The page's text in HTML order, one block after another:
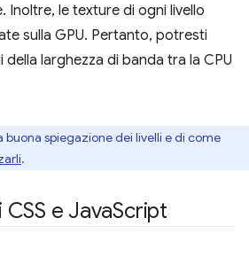
Inoltre, le texture di ogni livello
sulla GPU. Pertanto, potresti
larghezza di banda tra la CPU
buona spiegazione dei livelli e di come
.
e JavaScript